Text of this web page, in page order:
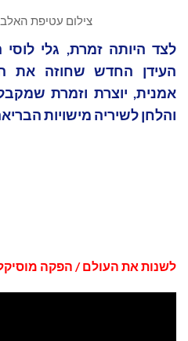
צילום עטיפת
לצד היותה זמרת, גלי
העידן החדש שחוזה את
אמנית, יוצרת וזמרת
והלחן לשיריה מישויות
לשנות את העולם / הפקה